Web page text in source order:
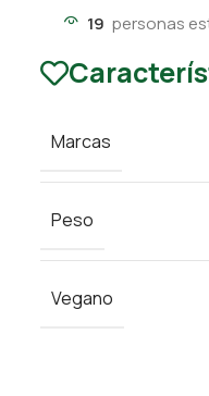
19 personas
Marcas
Peso
Vegano